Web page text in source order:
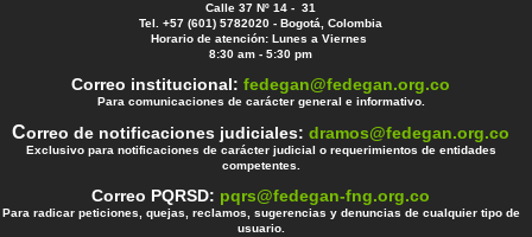
Calle 37 Nº 14 - 31
Tel. +57 (601) 5782020 - Bogotá, Colombia
Horario de atención: Lunes a Viernes
8:30 am - 5:30 pm
Correo institucional:fedegan@fedegan.org.co
Para comunicaciones de carácter general e informativo.
Correo de notificaciones judiciales:dramos@fedegan.org.co
Exclusivo para notificaciones de carácter judicial o requerimientos de entidades
competentes.
Correo PQRSD: pqrs@fedegan-fng.org.co
Para radicar peticiones, quejas, reclamos, sugerencias y denuncias de cualquier tipo de
usuario.